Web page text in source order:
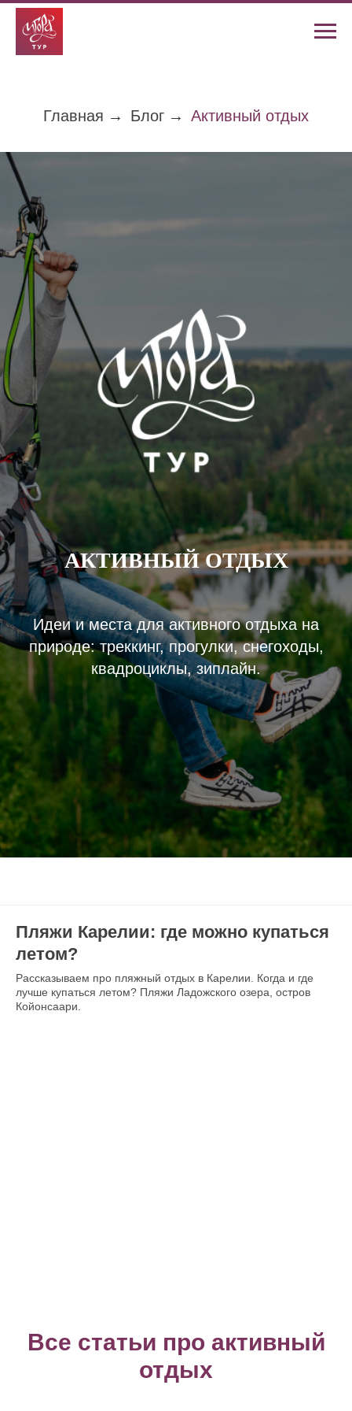
Главная → Блог → Активный отдых
АКТИВНЫЙ ОТДЫХ
Идеи и места для активного отдыха на
природе: треккинг, прогулки, снегоходы,
квадроциклы, зиплайн.
Пляжи Карелии: где можно купаться
летом?
Рассказываем про пляжный отдых в Карелии. Когда и где
лучше купаться летом? Пляжи Ладожского озера, остров
Койонсаари.
Все статьи про активный
отдых